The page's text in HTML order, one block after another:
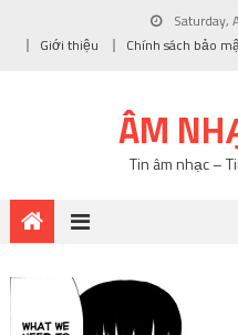
Saturday,
Giới thiệu
Chính sách bảo
ÂM
Tin âm nhạc –